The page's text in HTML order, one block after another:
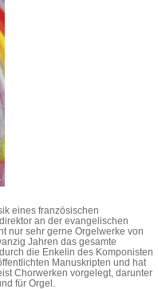
eines französischen
an der evangelischen
nur sehr gerne Orgelwerke von
Jahren das gesamte
die Enkelin des Komponisten
Manuskripten und hat
Chorwerken vorgelegt, darunter
für Orgel.